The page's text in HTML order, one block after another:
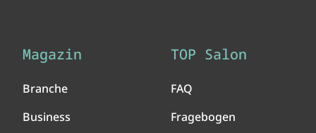
Magazin
Branche
Business
TOP Salon
FAQ
Fragebogen